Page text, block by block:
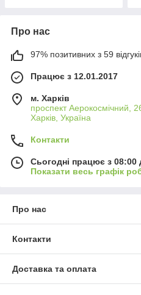
Про нас
97% позитивних з 59
Працює з 12.01.2017
м. Харків
проспект Аерокосмічний,
Харків, Україна
Контакти
Сьогодні працює з 08:00
Показати весь графік
Про нас
Контакти
Доставка та оплата